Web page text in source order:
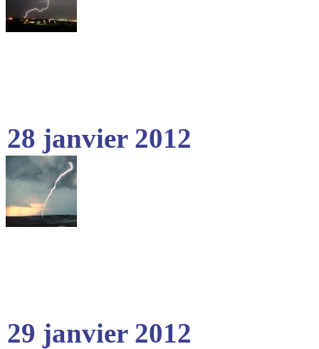
28 janvier 2012
29 janvier 2012